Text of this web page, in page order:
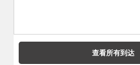
查看所有到达